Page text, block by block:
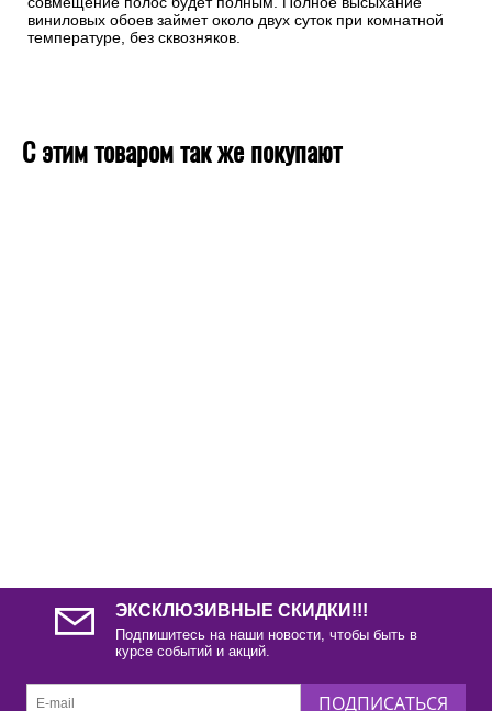
виниловых обоев займет около двух суток при комнатной
температуре, без сквозняков.
С этим товаром так же покупают
ЭКСКЛЮЗИВНЫЕ СКИДКИ!!!
Подпишитесь на наши новости, чтобы быть в
курсе событий и акций.
ПОДПИСАТЬСЯ